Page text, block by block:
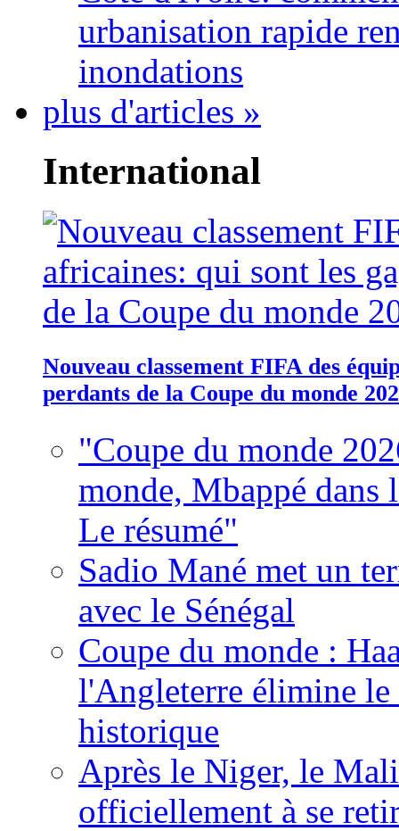
urbanisation rapide
inondations
plus d'articles »
International
Nouveau classement FIFA des
perdants de la Coupe du monde
"Coupe du monde
monde, Mbappé dans
Le résumé"
Sadio Mané met un
avec le Sénégal
Coupe du monde :
l'Angleterre élimine
historique
Après le Niger, le
officiellement à se